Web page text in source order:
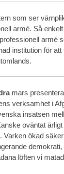
som ser
armé. Så
armé
institution för
mars
verksamhet i
insatsen
oväntat
ökad
löften vi